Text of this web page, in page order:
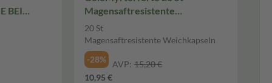
BEI
4 St
Magensaftresistente
Weichkapseln
20 St
Magensaftresistente Weichkapseln
-28%
AVP: 15,20 €
10,95 €